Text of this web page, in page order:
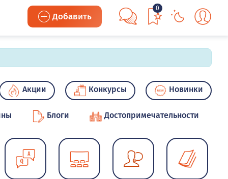
Добавить
0
Акции Конкурсы Новинки
Блоги Достопримечательности